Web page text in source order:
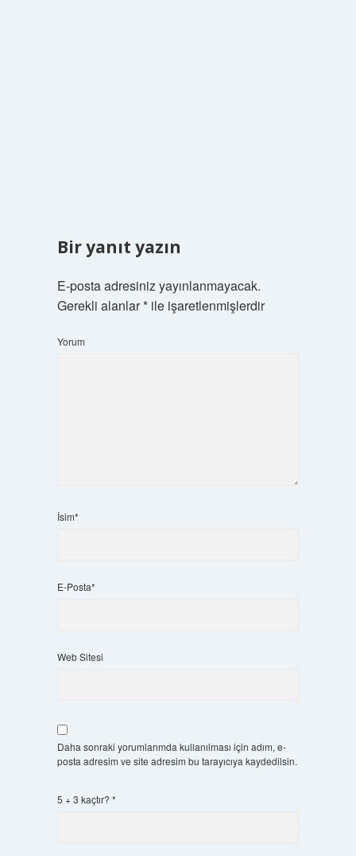
Bir yanıt yazın
E-posta adresiniz yayınlanmayacak.
Gerekli alanlar*ile işaretlenmişlerdir
Yorum
İsim*
E-Posta*
Web Sitesi
Daha sonraki yorumlarımda kullanılması için adım, e-
posta adresim ve site adresim bu tarayıcıya kaydedilsin.
5 + 3 kaçtır? *